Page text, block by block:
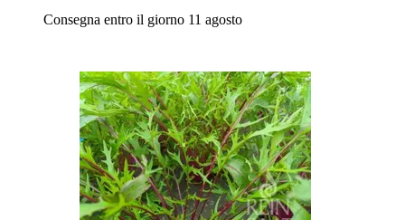
Consegna entro il giorno 11 agosto